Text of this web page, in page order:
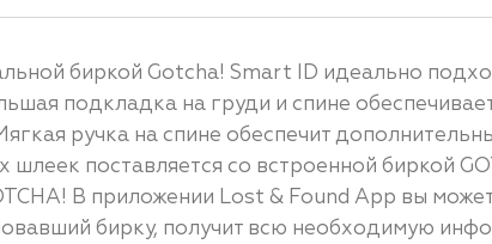
биркой Gotcha! Smart ID идеально
подкладка на груди и спине
ручка на спине обеспечит
шлеек поставляется со встроенной биркой
В приложении Lost & Found App вы
бирку, получит всю необходимую